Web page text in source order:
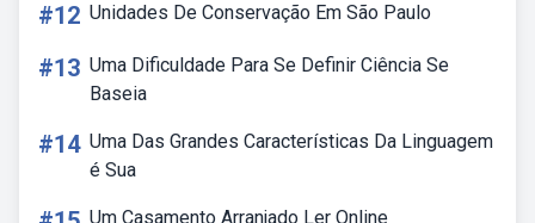
#12 Unidades De Conservação Em São Paulo
#13 Uma Dificuldade Para Se Definir Ciência Se
Baseia
#14 Uma Das Grandes Características Da Linguagem
é Sua
Um Casamento Arranjado Ler Online